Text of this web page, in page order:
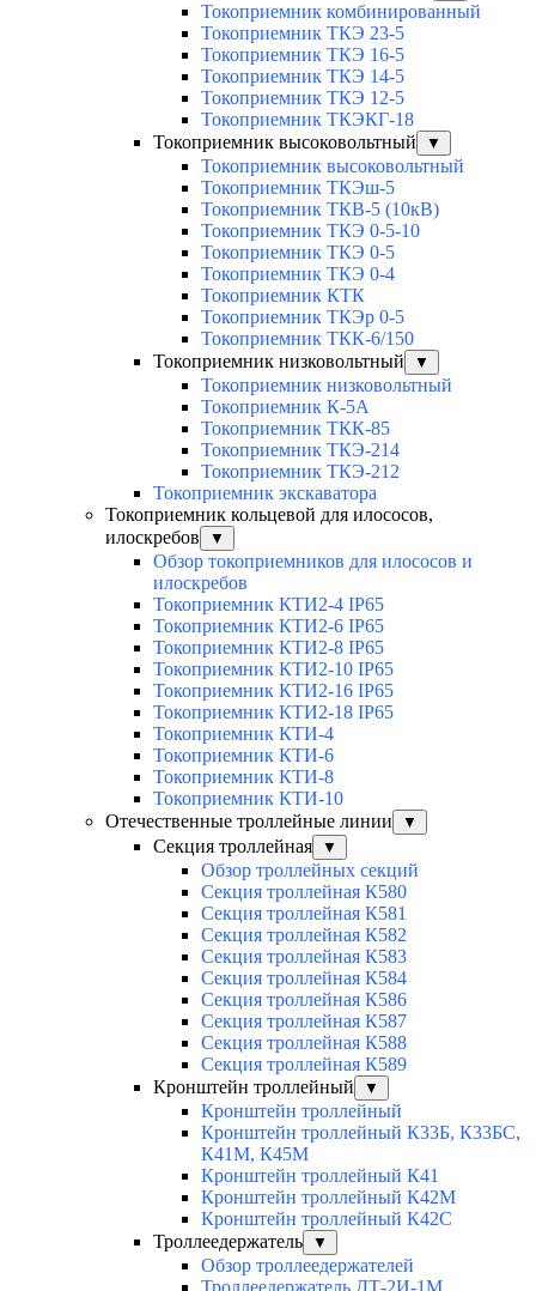
Токоприемник комбинированный
Токоприемник ТКЭ 23-5
Токоприемник ТКЭ 16-5
Токоприемник ТКЭ 14-5
Токоприемник ТКЭ 12-5
Токоприемник ТКЭКГ-18
Токоприемник высоковольтный
▼
Токоприемник высоковольтный
Токоприемник ТКЭш-5
Токоприемник ТКВ-5 (10кВ)
Токоприемник ТКЭ 0-5-10
Токоприемник ТКЭ 0-5
Токоприемник ТКЭ 0-4
Токоприемник КТК
Токоприемник ТКЭр 0-5
Токоприемник ТКК-6/150
Токоприемник низковольтный
▼
Токоприемник низковольтный
Токоприемник К-5А
Токоприемник ТКК-85
Токоприемник ТКЭ-214
Токоприемник ТКЭ-212
Токоприемник экскаватора
Токоприемник кольцевой для илососов,
илоскребов
▼
Обзор токоприемников для илососов и
илоскребов
Токоприемник КТИ2-4 IP65
Токоприемник КТИ2-6 IP65
Токоприемник КТИ2-8 IP65
Токоприемник КТИ2-10 IP65
Токоприемник КТИ2-16 IP65
Токоприемник КТИ2-18 IP65
Токоприемник КТИ-4
Токоприемник КТИ-6
Токоприемник КТИ-8
Токоприемник КТИ-10
Отечественные троллейные линии
▼
Секция троллейная ▼
Обзор троллейных секций
Секция троллейная К580
Секция троллейная К581
Секция троллейная К582
Секция троллейная К583
Секция троллейная К584
Секция троллейная К586
Секция троллейная К587
Секция троллейная К588
Секция троллейная К589
Кронштейн троллейный
▼
Кронштейн троллейный
Кронштейн троллейный К33Б, К33БС,
К41М, К45М
Кронштейн троллейный К41
Кронштейн троллейный К42М
Кронштейн троллейный К42С
Троллеедержатель
▼
Обзор троллеедержателей